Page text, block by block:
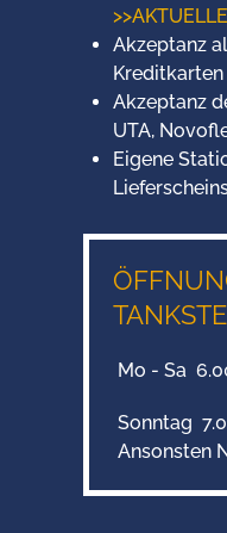
Akzeptanz
Kreditkarten
Akzeptanz
UTA,
Eigene
Mo - Sa
Sonntag
Ansonsten